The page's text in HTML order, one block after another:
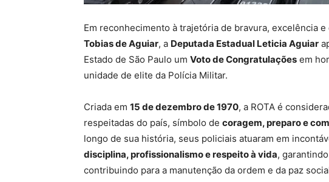
Em reconhecimento à trajetória de bravura, excelência e
Tobias de Aguiar, a Deputada Estadual Leticia Aguiar
Estado de São Paulo um Voto de Congratulações em
unidade de elite da Polícia Militar.
Criada em 15 de dezembro de 1970, a ROTA é
respeitadas do país, símbolo de coragem, preparo e
longo de sua história, seus policiais atuaram em
disciplina, profissionalismo e respeito à vida,
contribuindo para a manutenção da ordem e da paz